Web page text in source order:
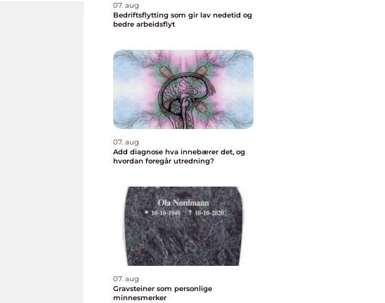
07. aug
Bedriftsflytting som gir lav nedetid og
bedre arbeidsflyt
07. aug
Add diagnose hva innebærer det, og
hvordan foregår utredning?
07. aug
Gravsteiner som personlige
minnesmerker